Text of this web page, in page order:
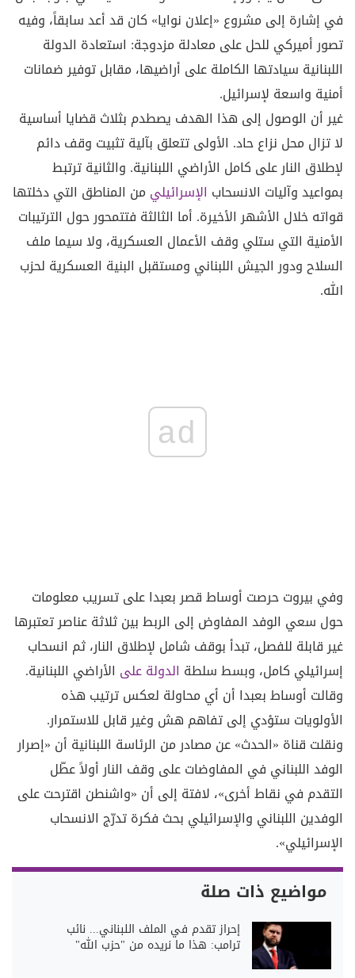
في إشارة إلى مشروع «إعلان نوايا» كان قد أعد سابقاً، وفيه
تصور أميركي للحل على معادلة مزدوجة: استعادة الدولة
اللبنانية سيادتها الكاملة على أراضيها، مقابل توفير ضمانات
أمنية واسعة لإسرائيل.
غير أن الوصول إلى هذا الهدف يصطدم بثلاث قضايا أساسية
لا تزال محل نزاع حاد. الأولى تتعلق بآلية تثبيت وقف دائم
لإطلاق النار على كامل الأراضي اللبنانية. والثانية ترتبط
بمواعيد وآليات الانسحاب الإسرائيلي من المناطق التي دخلتها
قواته خلال الأشهر الأخيرة. أما الثالثة فتتمحور حول الترتيبات
الأمنية التي ستلي وقف الأعمال العسكرية، ولا سيما ملف
السلاح ودور الجيش اللبناني ومستقبل البنية العسكرية لحزب
الله.
ad
وفي بيروت حرصت أوساط قصر بعبدا على تسريب معلومات
حول سعي الوفد المفاوض إلى الربط بين ثلاثة عناصر تعتبرها
غير قابلة للفصل، تبدأ بوقف شامل لإطلاق النار، ثم انسحاب
إسرائيلي كامل، وبسط سلطة الدولة على الأراضي اللبنانية.
وقالت أوساط بعبدا أن أي محاولة لعكس ترتيب هذه
الأولويات ستؤدي إلى تفاهم هش وغير قابل للاستمرار.
ونقلت قناة «الحدث» عن مصادر من الرئاسة اللبنانية أن «إصرار
الوفد اللبناني في المفاوضات على وقف النار أولاً عطّل
التقدم في نقاط أخرى»، لافتة إلى أن «واشنطن اقترحت على
الوفدين اللبناني والإسرائيلي بحث فكرة تدرّج الانسحاب
الإسرائيلي».
مواضيع ذات صلة
إحراز تقدم في الملف اللبناني... نائب
ترامب: هذا ما نريده من "حزب الله"